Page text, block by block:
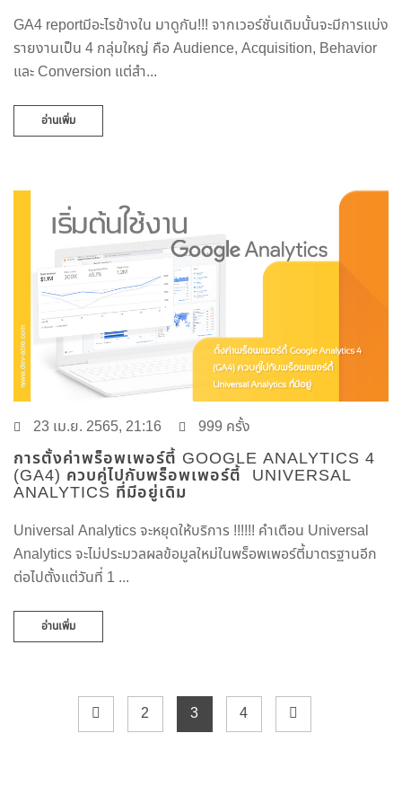
GA4 reportมีอะไรข้างใน มาดูกัน!!! จากเวอร์ชั่นเดิมนั้นจะมีการแบ่ง
รายงานเป็น 4 กลุ่มใหญ่ คือ Audience, Acquisition, Behavior
และ Conversion แต่สำ...
อ่านเพิ่ม
23 เม.ย. 2565, 21:16 999 ครั้ง
การตั้งค่าพร็อพเพอร์ตี้ GOOGLE ANALYTICS 4
(GA4) ควบคู่ไปกับพร็อพเพอร์ตี้ UNIVERSAL
ANALYTICS ที่มีอยู่เดิม
Universal Analytics จะหยุดให้บริการ !!!!!! คำเตือน Universal
Analytics จะไม่ประมวลผลข้อมูลใหม่ในพร็อพเพอร์ตี้มาตรฐานอีก
ต่อไปตั้งแต่วันที่ 1 ...
อ่านเพิ่ม
2 3 4